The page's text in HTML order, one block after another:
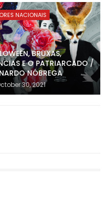
NACIONAIS
BRUXAS,
E O PATRIARCADO /
NÓBREGA
30, 2021